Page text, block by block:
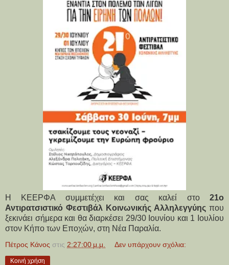
Η ΚΕΕΡΦΑ συμμετέχει και σας καλεί στο 21ο
Αντιρατσιστικό Φεστιβάλ Κοινωνικής Αλληλεγγύης που
ξεκινάει σήμερα και θα διαρκέσει 29/30 Ιουνίου και 1 Ιουλίου
στον Κήπο των Εποχών, στη Νέα Παραλία.
Πέτρος Κάνος στις 2:27:00 μ.μ. Δεν υπάρχουν σχόλια:
Κοινή χρήση